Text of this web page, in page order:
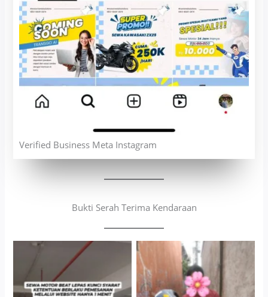
Verified Business Meta Instagram
Bukti Serah Terima Kendaraan